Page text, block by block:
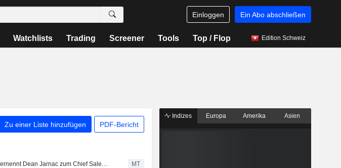
Einloggen Ein Abo abschließen
Watchlists Trading Screener Tools Top / Flop Edition Schweiz
Zu einer Liste hinzufügen PDF-Bericht
Intel ernennt Dean Jarnac zum Chief Sales Officer MT
Indizes Europa Amerika Asien